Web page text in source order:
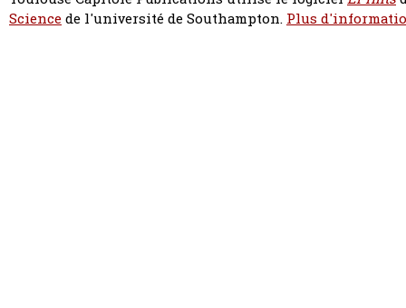
Sciencede l'université de Southampton. Plus